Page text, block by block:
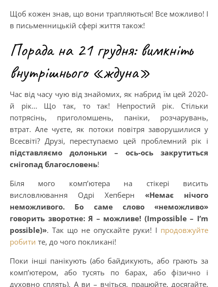
Щоб кожен знав, що вони трапляються! Все можливо! І
в письменницькій сфері життя також!
Порада на 21 грудня: вимкніть
внутрішнього «ждуна»
Час від часу чую від знайомих, як набрид їм цей 2020-
й рік… Що так, то так! Непростий рік. Стільки
потрясінь, приголомшень, паніки, розчарувань,
втрат. Але чуєте, як потоки повітря заворушилися у
Всесвіті? Друзі, переступаємо цей проблемний рік і
підставляємо долоньки – ось-ось закрутиться
снігопад благословень!
Біля мого комп’ютера на стікері висить
висловлювання Одрі Хепберн «Немає нічого
неможливого. Бо саме слово «неможливо»
говорить зворотне: Я – можливе! (Impossible – I’m
possible)». Так що не опускайте руки! І продовжуйте
робити те, до чого покликані!
Поки інші панікують (або байдикують, або грають за
комп’ютером, або тусять по барах, або фізично і
духовно сплять). А ви – вчіться, працюйте, досягайте,